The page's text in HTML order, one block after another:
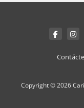
Copyright © 2026